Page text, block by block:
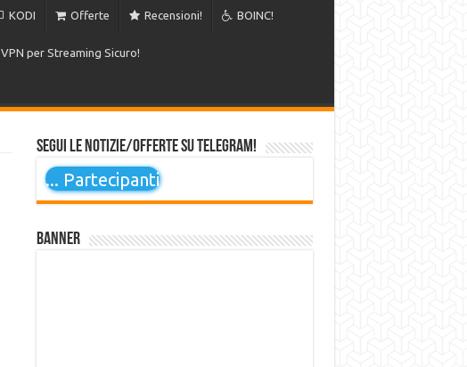
KODI Offerte Recensioni! BOINC!
VPN per Streaming Sicuro!
Segui le notizie/offerte su Telegram!
... Partecipanti
Banner